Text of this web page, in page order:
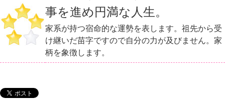
事を進め円満な人生。
家系が持つ宿命的な運勢を表します。祖先から受
け継いだ苗字ですので自分の力が及びません。家
柄を象徴します。